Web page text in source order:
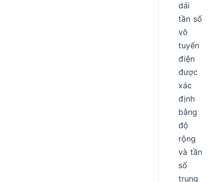
dải
tần số
vô
tuyến
điện
được
xác
định
bằng
độ
rộng
và tần
số
trung